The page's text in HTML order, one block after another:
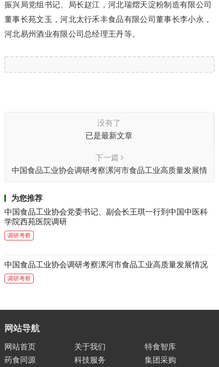
振兴局党组书记、局长赵江，河北瑞熠天淀粉制造有限公司
董事长苑文玉，河北太行禾丰食品有限公司董事长李小永，
河北易州酒业有限公司总经理王丹等。
没有了
已是最新文章
下一篇
中国食品工业协会调研考察漯河市食品工业高质量发展情
为您推荐
中国食品工业协会党委书记、副会长王琪一行到中国中医科
学院西苑医院调研
调研考察
中国食品工业协会调研考察漯河市食品工业高质量发展情况
调研考察
网站导航
网站首页 关于我们
特食智库
药食同源
科技服务
集团采购